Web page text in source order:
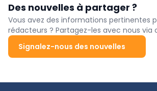
aérodynamique optimisée et une autonomie
Des nouvelles à partager ?
Vous avez des informations pertinentes
rédacteurs ? Partagez-les avec nous via
Signalez-nous des nouvelles